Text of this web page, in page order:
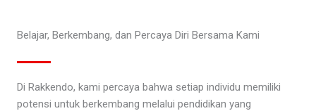
Belajar, Berkembang, dan Percaya Diri Bersama Kami
Di Rakkendo, kami percaya bahwa setiap individu memiliki
potensi untuk berkembang melalui pendidikan yang